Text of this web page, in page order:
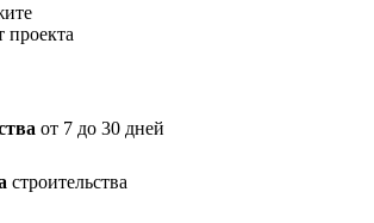
проекта
от 7 до 30 дней
строительства